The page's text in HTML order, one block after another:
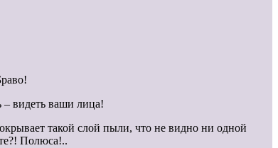
– видеть ваши лица!
такой слой пыли, что не видно ни одной
Полюса!..